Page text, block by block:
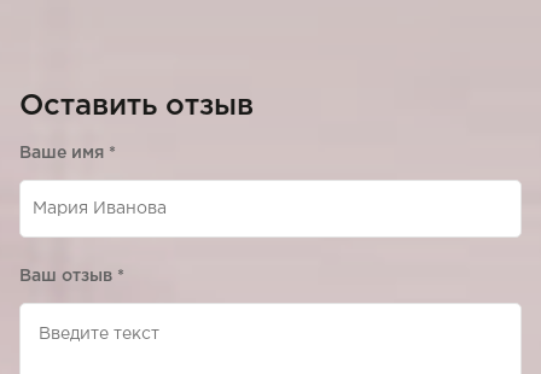
Оставить отзыв
Ваше имя *
Ваш отзыв *